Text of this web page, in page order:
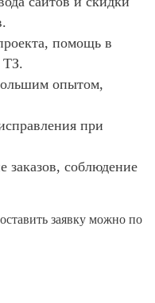
помощь в
ТЗ.
опытом,
при
заказов, соблюдение
заявку можно по